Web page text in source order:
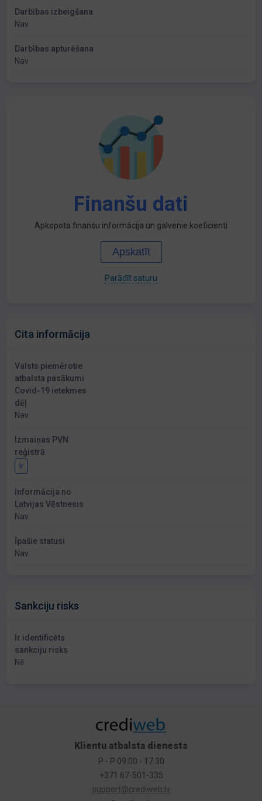
Darbības izbeigšana
Nav
Darbības apturēšana
Nav
Finanšu dati
Apkopota finanšu informācija un galvenie koeficienti
Apskatīt
Parādīt saturu
Cita informācija
Valsts piemērotie
atbalsta pasākumi
Covid-19 ietekmes
dēļ
Nav
Izmaiņas PVN
reģistrā
Ir
Informācija no
Latvijas Vēstnesis
Nav
Īpašie statusi
Nav
Sankciju risks
Ir identificēts
sankciju risks
Nē
Klientu atbalsta dienests
P - P 09:00 - 17:30
+371 67-501-335
support@crediweb.lv